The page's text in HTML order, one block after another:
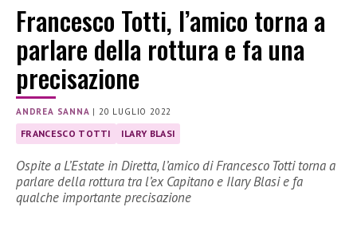
Francesco Totti, l’amico torna a
parlare della rottura e fa una
precisazione
ANDREA SANNA |20 LUGLIO 2022
FRANCESCO TOTTI ILARY BLASI
Ospite a L’Estate in Diretta, l’amico di Francesco Totti torna a
parlare della rottura tra l’ex Capitano e Ilary Blasi e fa
qualche importante precisazione